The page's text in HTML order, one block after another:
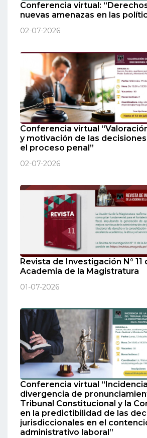
Conferencia virtual:
nuevas amenazas en las
02-07-2026
Conferencia virtual
y motivación de las
el proceso penal”
02-07-2026
Revista de Investigación N° 11
Academia de la Magistratura
01-07-2026
Conferencia virtual
divergencia de
Tribunal Constitucional y la
en la predictibilidad de las
jurisdiccionales en el
administrativo laboral”